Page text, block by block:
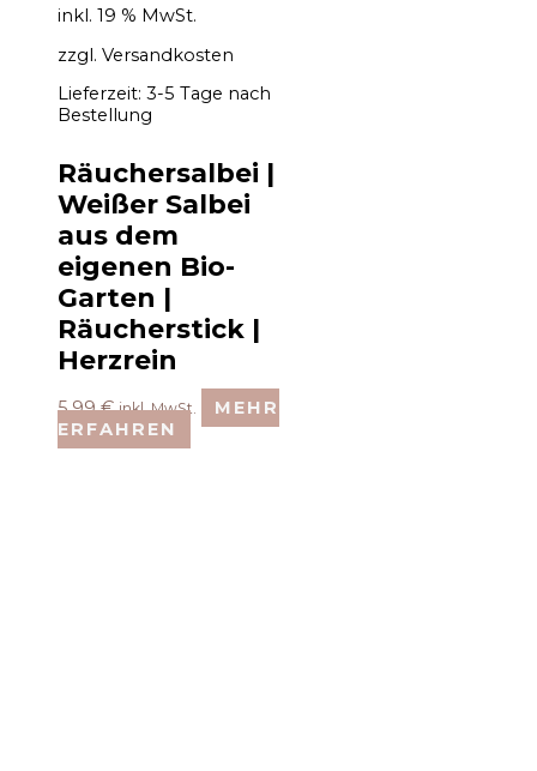
inkl. 19 % MwSt.
zzgl. Versandkosten
Lieferzeit: 3-5 Tage nach
Bestellung
Räuchersalbei |
Weißer Salbei
aus dem
eigenen Bio-
Garten |
Räucherstick |
Herzrein
5,99€ inkl. MwSt.
MEHR
ERFAHREN